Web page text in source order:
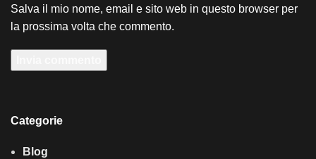
Salva il mio nome, email e sito web in questo browser per
la prossima volta che commento.
Categorie
Blog